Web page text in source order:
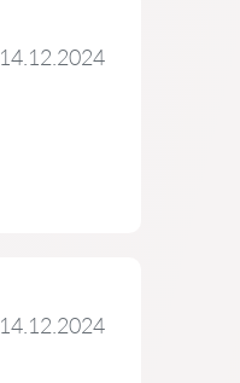
14.12.2024
14.12.2024